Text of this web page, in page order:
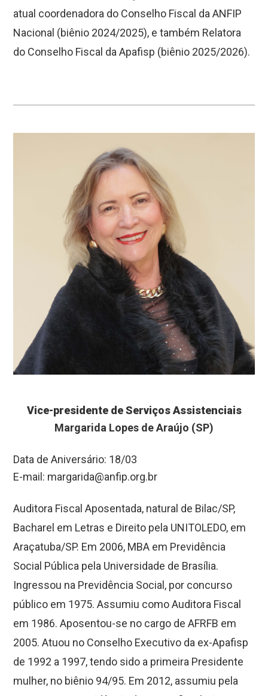
atual coordenadora do Conselho Fiscal da ANFIP
Nacional (biênio 2024/2025), e também Relatora
do Conselho Fiscal da Apafisp (biênio 2025/2026).
Vice-presidente de Serviços Assistenciais
Margarida Lopes de Araújo (SP)
Data de Aniversário: 18/03
E-mail: margarida@anfip.org.br
Auditora Fiscal Aposentada, natural de Bilac/SP,
Bacharel em Letras e Direito pela UNITOLEDO, em
Araçatuba/SP. Em 2006, MBA em Previdência
Social Pública pela Universidade de Brasília.
Ingressou na Previdência Social, por concurso
público em 1975. Assumiu como Auditora Fiscal
em 1986. Aposentou-se no cargo de AFRFB em
2005. Atuou no Conselho Executivo da ex-Apafisp
de 1992 a 1997, tendo sido a primeira Presidente
mulher, no biênio 94/95. Em 2012, assumiu pela